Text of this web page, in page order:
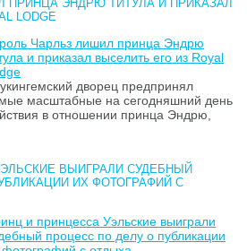
ПРИНЦА ЭНДРЮ ТИТУЛА И ПРИКАЗАЛ
LODGE
Чарльз лишил принца Эндрю
и приказал выселить его из Royal
дворец предпринял
масштабные на сегодняшний день
в отношении принца Эндрю,
ВЫИГРАЛИ СУДЕБНЫЙ
ИХ ФОТОГРАФИЙ С
и принцесса Уэльские выиграли
процесс по делу о публикации